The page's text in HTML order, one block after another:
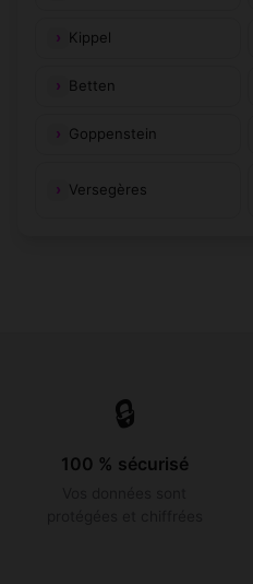
Kippel
Betten
Goppenstein
Versegères
🔒
100 % sécurisé